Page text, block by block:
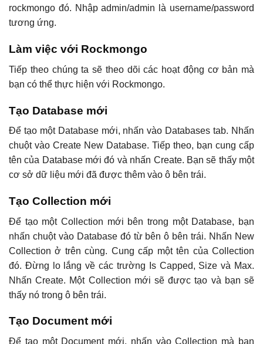
rockmongo đó. Nhập admin/admin là username/password
tương ứng.
Làm việc với Rockmongo
Tiếp theo chúng ta sẽ theo dõi các hoạt động cơ bản mà
bạn có thể thực hiện với Rockmongo.
Tạo Database mới
Để tạo một Database mới, nhấn vào Databases tab. Nhấn
chuột vào Create New Database. Tiếp theo, bạn cung cấp
tên của Database mới đó và nhấn Create. Bạn sẽ thấy một
cơ sở dữ liệu mới đã được thêm vào ô bên trái.
Tạo Collection mới
Để tạo một Collection mới bên trong một Database, bạn
nhấn chuột vào Database đó từ bên ô bên trái. Nhấn New
Collection ở trên cùng. Cung cấp một tên của Collection
đó. Đừng lo lắng về các trường Is Capped, Size và Max.
Nhấn Create. Một Collection mới sẽ được tạo và bạn sẽ
thấy nó trong ô bên trái.
Tạo Document mới
Để tạo một Document mới, nhấn vào Collection mà bạn